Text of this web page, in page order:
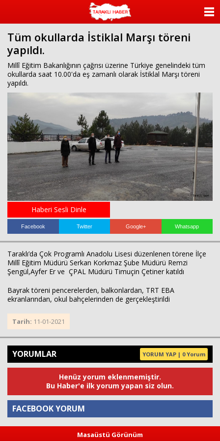
Tüm okullarda İstiklal Marşı töreni
yapıldı.
Millî Eğitim Bakanlığının çağrısı üzerine Türkiye genelindeki tüm
okullarda saat 10.00'da eş zamanlı olarak İstiklal Marşı töreni
yapıldı.
Haberi Sesli Dinle
Facebook Twitter Google+ Whatsapp
Taraklı’da Çok Programlı Anadolu Lisesi düzenlenen törene İlçe
Millî Eğitim Müdürü Serkan Korkmaz Şube Müdürü Remzi
Şengül,Ayfer Er ve ÇPAL Müdürü Timuçin Çetiner katıldı
Bayrak töreni pencerelerden, balkonlardan, TRT EBA
ekranlarından, okul bahçelerinden de gerçekleştirildi
Tarih: 11-01-2021
YORUMLAR YORUM YAP | 0 Yorum
Henüz yorum eklenmemiştir.
Bu Haber'e ilk yorum yapan siz olun.
FACEBOOK YORUM
Yorum
Masaüstü Görünüm
KATEGORİLER
VİDEO GALERİ
KÜNYE
İLETİŞİM
Haberin Doğru Adresi.